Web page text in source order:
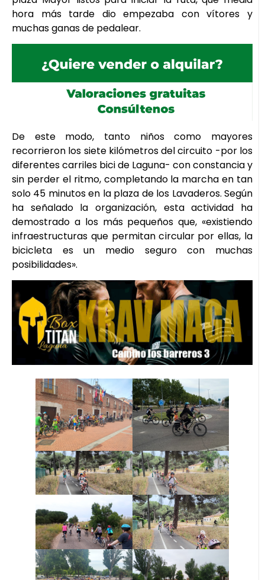
hora más tarde dio empezaba con vítores y
muchas ganas de pedalear.
De este modo, tanto niños como mayores
recorrieron los siete kilómetros del circuito -por los
diferentes carriles bici de Laguna- con constancia y
sin perder el ritmo, completando la marcha en tan
solo 45 minutos en la plaza de los Lavaderos. Según
ha señalado la organización, esta actividad ha
demostrado a los más pequeños que, «existiendo
infraestructuras que permitan circular por ellas, la
bicicleta es un medio seguro con muchas
posibilidades».